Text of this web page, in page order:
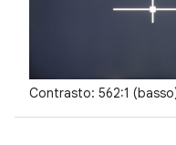
Contrasto: 562:1